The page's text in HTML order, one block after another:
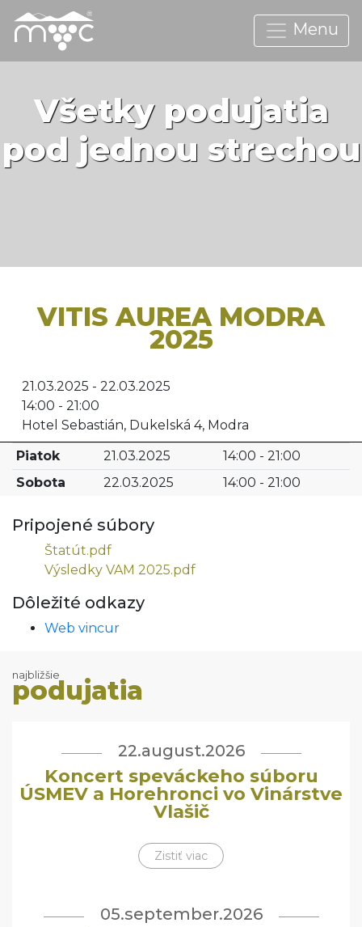
Menu
Všetky podujatia
pod jednou strechou
VITIS AUREA MODRA
2025
21.03.2025 - 22.03.2025
14:00 - 21:00
Hotel Sebastián, Dukelská 4, Modra
Piatok
21.03.2025
14:00 - 21:00
Sobota
22.03.2025 14:00 - 21:00
Pripojené súbory
Štatút.pdf
Výsledky VAM 2025.pdf
Dôležité odkazy
Web vincur
najbližšie
podujatia
22.august.2026
Koncert speváckeho súboru
ÚSMEV a Horehronci vo Vinárstve
Vlašič
Zistiť viac
05.september.2026